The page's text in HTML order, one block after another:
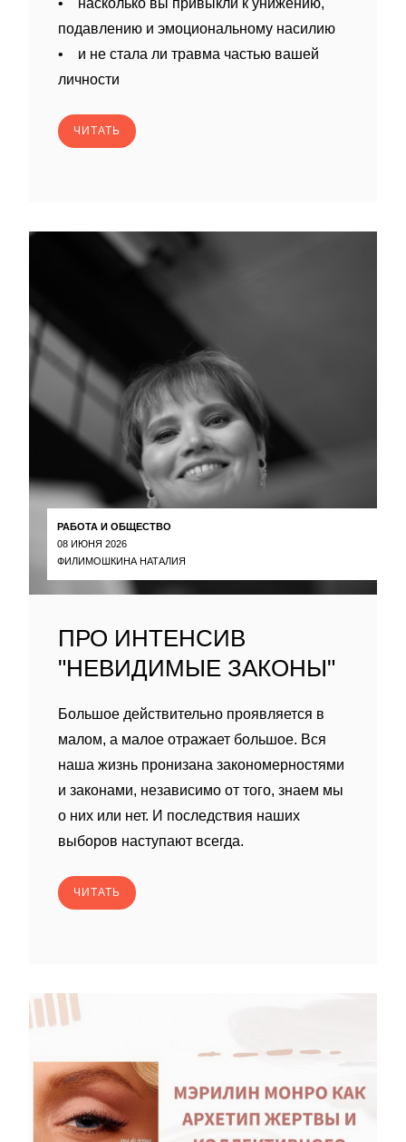
• насколько вы привыкли к унижению,
подавлению и эмоциональному насилию
• и не стала ли травма частью вашей
личности
ЧИТАТЬ
РАБОТА И ОБЩЕСТВО
08 ИЮНЯ 2026
ФИЛИМОШКИНА НАТАЛИЯ
ПРО ИНТЕНСИВ
"НЕВИДИМЫЕ ЗАКОНЫ"
Большое действительно проявляется в
малом, а малое отражает большое. Вся
наша жизнь пронизана закономерностями
и законами, независимо от того, знаем мы
о них или нет. И последствия наших
выборов наступают всегда.
ЧИТАТЬ